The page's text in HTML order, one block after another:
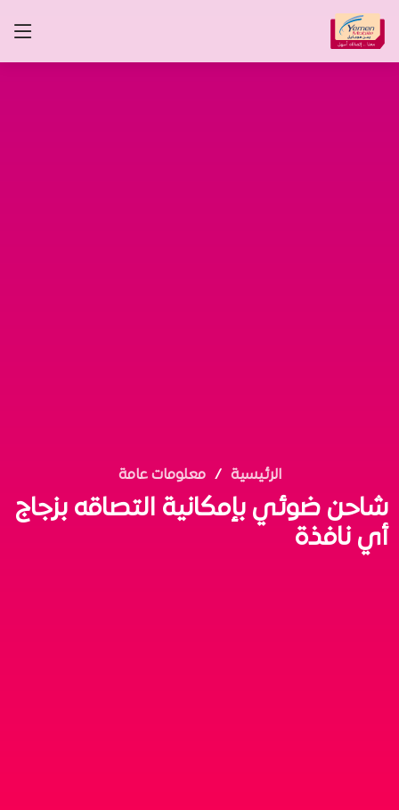
الرئيسية معلومات عامة
شاحن ضوئي بإمكانية التصاقه بزجاج
أي نافذة